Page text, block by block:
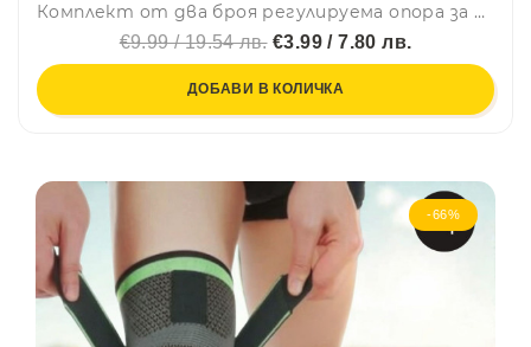
Комплект от два броя регулируема опора за свода на стъпалото с гел омекотяване, с две каишки за още по-точно прилягане - 7147
€9.99 / 19.54 лв.€3.99 / 7.80 лв.
ДОБАВИ В КОЛИЧКА
-66%